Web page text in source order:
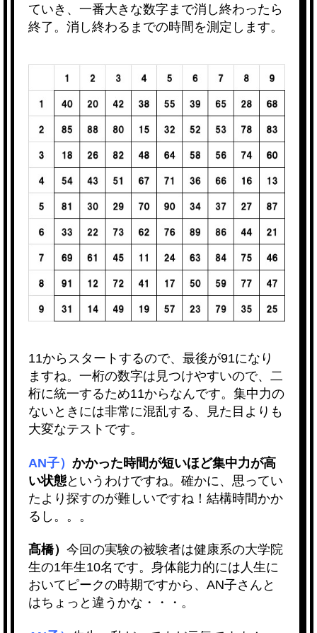
ていき、一番大きな数字まで消し終わったら
終了。消し終わるまでの時間を測定します。
11からスタートするので、最後が91になり
ますね。一桁の数字は見つけやすいので、二
桁に統一するため11からなんです。集中力の
ないときには非常に混乱する、見た目よりも
大変なテストです。
AN子） かかった時間が短いほど集中力が高
い状態というわけですね。確かに、思ってい
たより探すのが難しいですね！結構時間かか
るし。。。
髙橋） 今回の実験の被験者は健康系の大学院
生の1年生10名です。身体能力的には人生に
おいてピークの時期ですから、AN子さんと
はちょっと違うかな・・・。